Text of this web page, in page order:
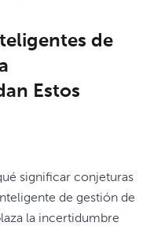
de
Estos
significar conjeturas
de gestión de
la incertidumbre